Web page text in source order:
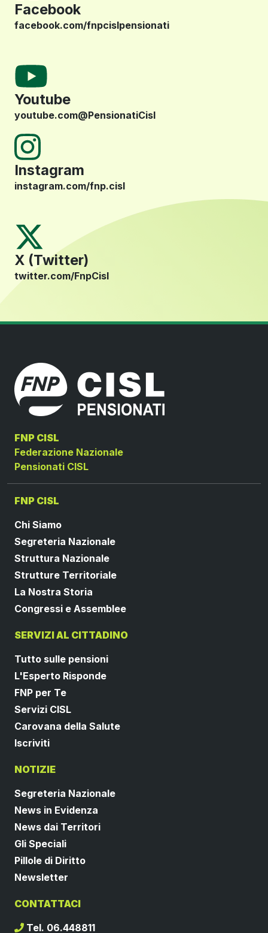
Facebook
facebook.com/fnpcislpensionati
Youtube
youtube.com@PensionatiCisl
Instagram
instagram.com/fnp.cisl
X (Twitter)
twitter.com/FnpCisl
FNP CISL
Federazione Nazionale
Pensionati CISL
FNP CISL
Chi Siamo
Segreteria Nazionale
Struttura Nazionale
Strutture Territoriale
La Nostra Storia
Congressi e Assemblee
SERVIZI AL CITTADINO
Tutto sulle pensioni
L'Esperto Risponde
FNP per Te
Servizi CISL
Carovana della Salute
Iscriviti
NOTIZIE
Segreteria Nazionale
News in Evidenza
News dai Territori
Gli Speciali
Pillole di Diritto
Newsletter
CONTATTACI
Tel. 06.448811